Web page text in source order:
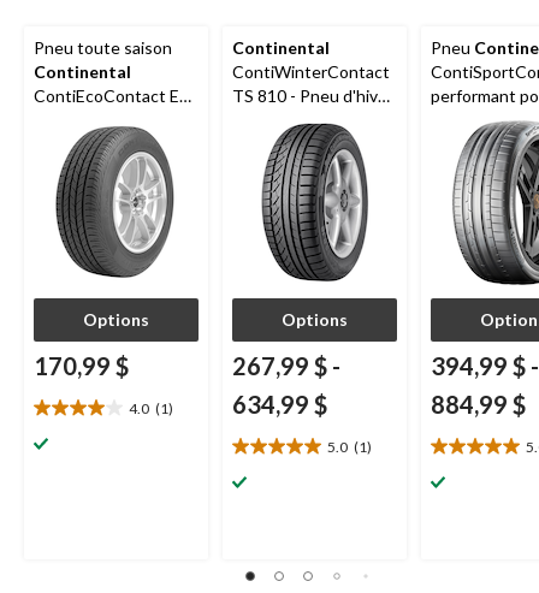
Pneu toute saison
Continental
ContiEcoContact EP
tourisme et
multisegments
Options
170,99 $
4.0 (1)
4.0
étoile(s)
Continental
ContiWinterContact
TS 810 - Pneu d'hiver
pour véhicules de
tourisme et
multisegments
Options
267,99 $ -
634,99 $
5.0 (1)
5.0
étoile(s)
évaluation
Pneu
performant
passagers et
véhicules
394,99 $ -
884,99 $
5.0
étoile(s)